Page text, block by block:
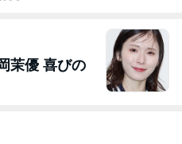
茉優 喜びの